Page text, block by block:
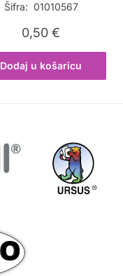
Šifra: 01010567
0,50€
Dodaj u košaricu